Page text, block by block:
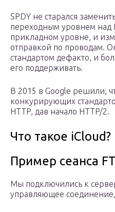
SPDY не старался
переходным уровнем над
прикладном уровне, и
отправкой по проводам.
стандартом дефакто, и
его поддерживать.
В 2015 в Google решили,
конкурирующих
HTTP, дав начало HTTP/2.
Что такое iCloud?
Пример сеанса
Мы подключились к
управляющее